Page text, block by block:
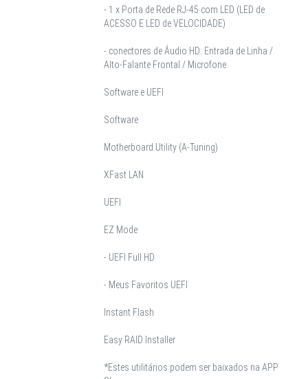
- 1 x Porta de Rede RJ-45 com LED (LED de
ACESSO E LED de VELOCIDADE)
- conectores de Áudio HD: Entrada de Linha /
Alto-Falante Frontal / Microfone
Software e UEFI
Software
Motherboard Utility (A-Tuning)
XFast LAN
UEFI
EZ Mode
- UEFI Full HD
- Meus Favoritos UEFI
Instant Flash
Easy RAID Installer
*Estes utilitários podem ser baixados na APP